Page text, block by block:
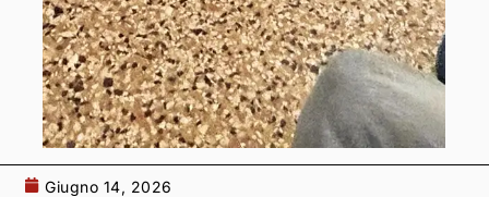
Giugno 14, 2026